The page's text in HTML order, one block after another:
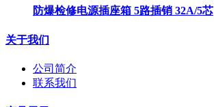
防爆检修电源插座箱 5路插销 32A/5芯
关于我们
公司简介
联系我们